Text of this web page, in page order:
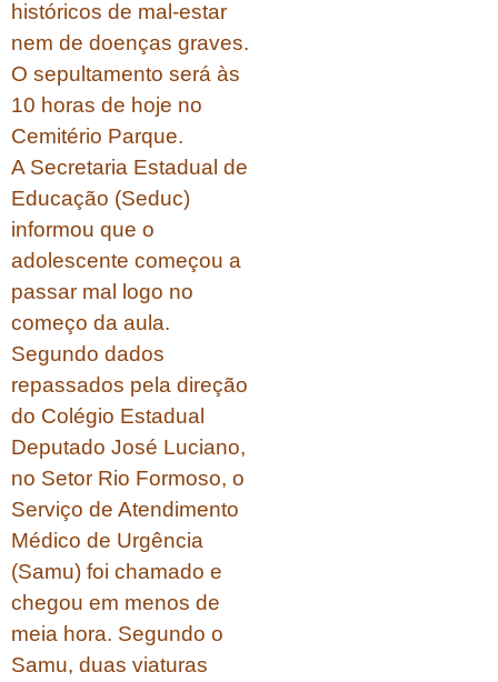
históricos de mal-estar
nem de doenças graves.
O sepultamento será às
10 horas de hoje no
Cemitério Parque.
A Secretaria Estadual de
Educação (Seduc)
informou que o
adolescente começou a
passar mal logo no
começo da aula.
Segundo dados
repassados pela direção
do Colégio Estadual
Deputado José Luciano,
no Setor Rio Formoso, o
Serviço de Atendimento
Médico de Urgência
(Samu) foi chamado e
chegou em menos de
meia hora. Segundo o
Samu, duas viaturas